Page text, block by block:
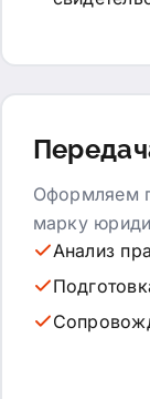
Оформляем
марку
Анализ